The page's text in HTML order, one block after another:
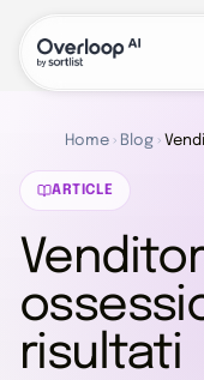
Home › Blog ›
ARTICLE
risultati